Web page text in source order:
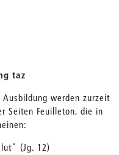
taz
werden zurzeit
Seiten Feuilleton, die in
(Jg. 12)